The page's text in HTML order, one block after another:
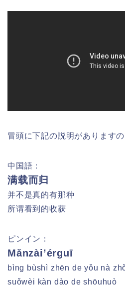
冒頭に下記の説明がありますの
中国語：
满载而归
并不是真的有那种
所谓看到的收获
ピンイン：
Mǎnzài’érguī
bìng bùshì zhēn de yǒu nà
suǒwèi kàn dào de shōuhuò